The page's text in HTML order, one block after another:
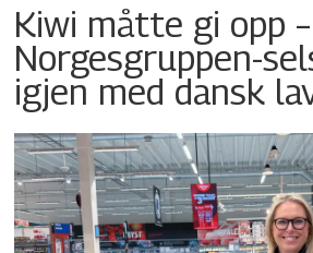
Kiwi måtte gi opp
Norgesgruppen-
igjen med dansk